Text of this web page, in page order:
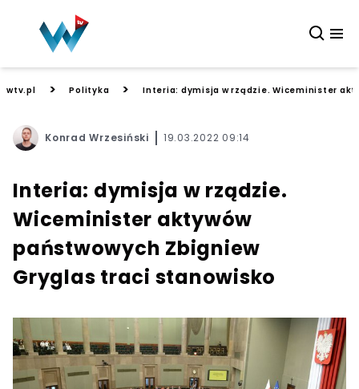
wtv.pl > Polityka > Interia: dymisja w rządzie. Wiceminister
Konrad Wrzesiński 19.03.2022 09:14
Interia: dymisja w rządzie.
Wiceminister aktywów
państwowych Zbigniew
Gryglas traci stanowisko